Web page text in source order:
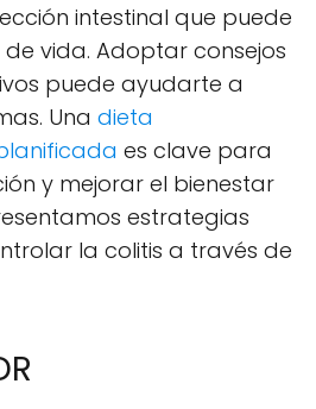
intestinal que puede
vida. Adoptar consejos
puede ayudarte a
Una dieta
es clave para
y mejorar el bienestar
estrategias
la colitis a través de